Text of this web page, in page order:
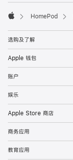
HomePod
选购及了解
Apple 钱包
账户
娱乐
Apple Store 商店
商务应用
教育应用